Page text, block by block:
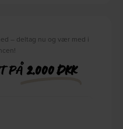
– deltag nu og vær med i
PÅ2.000 DKK